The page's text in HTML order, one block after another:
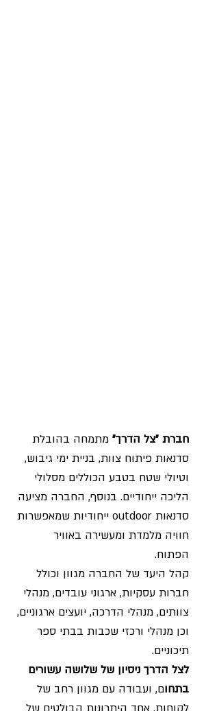
חברת "צל הדרך" מתמחה בהובלת
סדנאות פיתוח צוות, בניית ימי גיבוש,
וטיולי שטח בטבע הכוללים מסלולי
הליכה ייחודיים. בנוסף, החברה מציעה
סדנאות outdoor ייחודיות שמאפשרות
חוויה מלמדת ומעשירה באוויר
הפתוח.
קהל היעד של החברה מגוון וכולל
חברות עסקיות, ארגוני עובדים, מנהלי
צוותים, מנהלי הדרכה, יועצים ארגוניים,
וכן מנהלי ורכזי שכבות בבתי ספר
תיכוניים.
לצל הדרך ניסיון של שלושה עשורים
בתחום, ועבודה עם מגוון רחב של